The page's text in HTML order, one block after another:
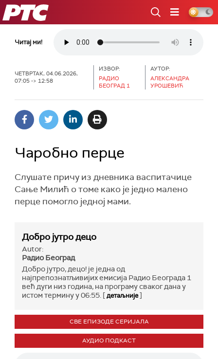
РТС
Читај ми!
ЧЕТВРТАК, 04.06.2026,
07:05 -> 12:58
ИЗВОР:
РАДИО
БЕОГРАД 1
АУТОР:
АЛЕКСАНДРА
УРОШЕВИЋ
Чаробно перце
Слушате причу из дневника васпитачице
Сање Милић о томе како је једно малено
перце помогло једној мами.
Добро јутро децо
Autor:
Радио Београд
Добро јутро, децо! је једна од
најпрепознатљивијих емисија Радио Београда 1
већ дуги низ година, на програму сваког дана у
истом термину у 06:55. [детаљније]
СВЕ ЕПИЗОДЕ СЕРИЈАЛА
АУДИО ПОДКАСТ